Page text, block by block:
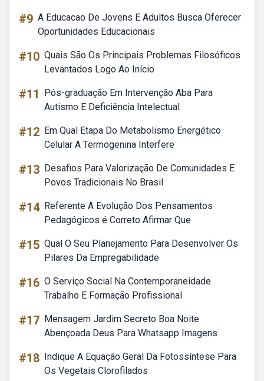
#9 A Educacao De Jovens E Adultos Busca Oferecer
Oportunidades Educacionais
#10 Quais São Os Principais Problemas Filosóficos
Levantados Logo Ao Início
#11
Pós-graduação Em Intervenção Aba Para
Autismo E Deficiência Intelectual
#12 Em Qual Etapa Do Metabolismo Energético
Celular A Termogenina Interfere
#13 Desafios Para Valorização De Comunidades E
Povos Tradicionais No Brasil
#14 Referente A Evolução Dos Pensamentos
Pedagógicos é Correto Afirmar Que
#15 Qual O Seu Planejamento Para Desenvolver Os
Pilares Da Empregabilidade
#16 O Serviço Social Na Contemporaneidade
Trabalho E Formação Profissional
#17 Mensagem Jardim Secreto Boa Noite
Abençoada Deus Para Whatsapp Imagens
#18 Indique A Equação Geral Da Fotossíntese Para
Os Vegetais Clorofilados